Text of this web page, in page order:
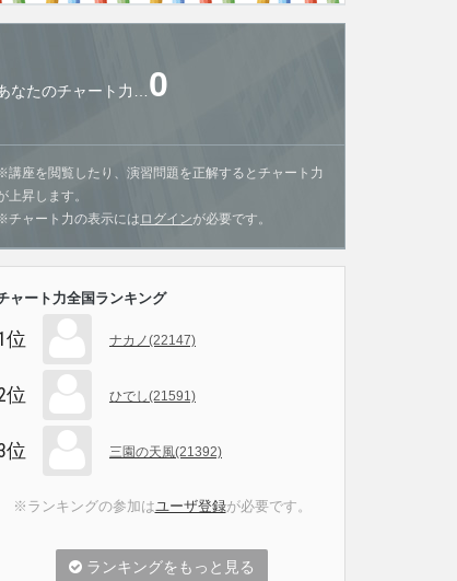
なたのチャート力… 0
講座を閲覧したり、演習問題を正解するとチャート力
上昇します。
チャート力の表示には ログインが必要です。
ャート力全国ランキング
位 ナカノ(22147)
位 ひでし(21591)
位 三園の天風(21392)
※ランキングの参加はユーザ登録が必要です。
ランキングをもっと見る